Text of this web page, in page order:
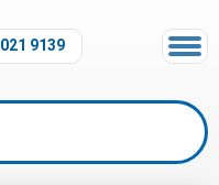
021 9139